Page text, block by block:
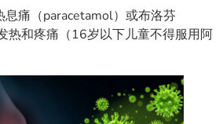
痛（paracetamol）或布洛芬
热和疼痛（16岁以下儿童不得服用阿